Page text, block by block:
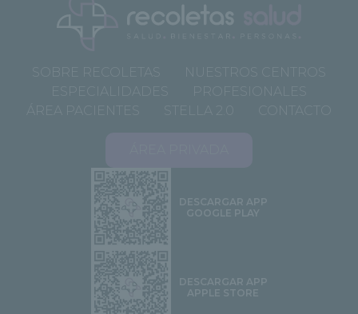
SOBRE RECOLETAS
NUESTROS CENTROS
ESPECIALIDADES
PROFESIONALES
ÁREA PACIENTES
STELLA 2.0 CONTACTO
DESCARGAR APP
GOOGLE PLAY
DESCARGAR APP
APPLE STORE